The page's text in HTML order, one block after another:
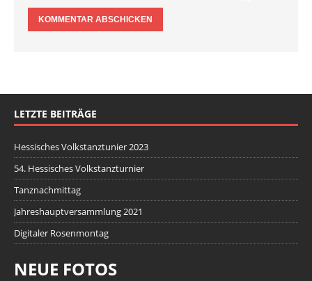
LETZTE BEITRÄGE
Hessisches Volkstanztunier 2023
54. Hessisches Volkstanzturnier
Tanznachmittag
Jahreshauptversammlung 2021
Digitaler Rosenmontag
NEUE FOTOS